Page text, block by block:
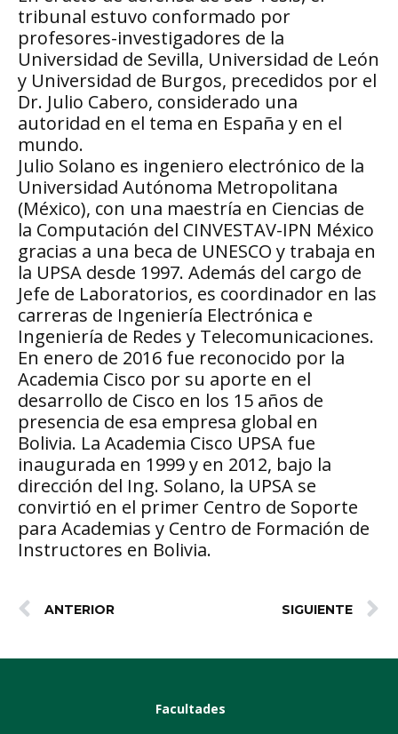
tribunal estuvo conformado por
profesores-investigadores de la
Universidad de Sevilla, Universidad de León
y Universidad de Burgos, precedidos por el
Dr. Julio Cabero, considerado una
autoridad en el tema en España y en el
mundo.
Julio Solano es ingeniero electrónico de la
Universidad Autónoma Metropolitana
(México), con una maestría en Ciencias de
la Computación del CINVESTAV-IPN México
gracias a una beca de UNESCO y trabaja en
la UPSA desde 1997. Además del cargo de
Jefe de Laboratorios, es coordinador en las
carreras de Ingeniería Electrónica e
Ingeniería de Redes y Telecomunicaciones.
En enero de 2016 fue reconocido por la
Academia Cisco por su aporte en el
desarrollo de Cisco en los 15 años de
presencia de esa empresa global en
Bolivia. La Academia Cisco UPSA fue
inaugurada en 1999 y en 2012, bajo la
dirección del Ing. Solano, la UPSA se
convirtió en el primer Centro de Soporte
para Academias y Centro de Formación de
Instructores en Bolivia.
ANTERIOR SIGUIENTE
Facultades